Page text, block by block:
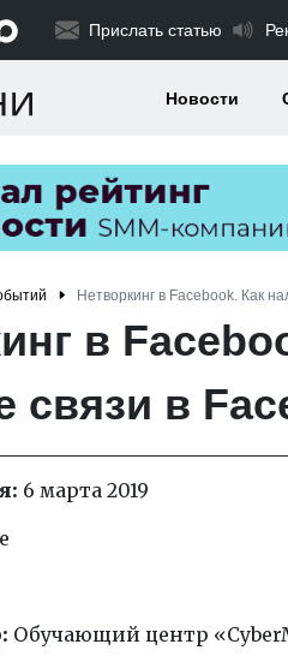
Прислать статью
Новости
Нетворкинг в Facebook. Как
в
связи в
6 марта 2019
Обучающий центр